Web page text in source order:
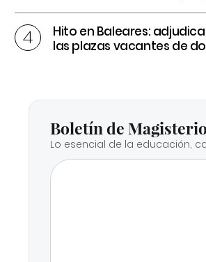
Hito en Baleares:
las plazas vacantes de
Boletín de Magisterio
Lo esencial de la educación,